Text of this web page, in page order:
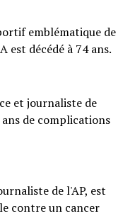
emblématique de
est décédé à 74 ans.
et journaliste de
ans de complications
de l'AP, est
contre un cancer